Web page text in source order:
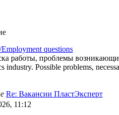
questions
работы, проблемы
Possible problems,
Re: Вакансии ПластЭксперт
11:12